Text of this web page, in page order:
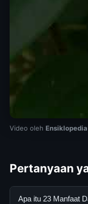
Video oleh
Pertanyaan
Apa itu 23 Manfaat